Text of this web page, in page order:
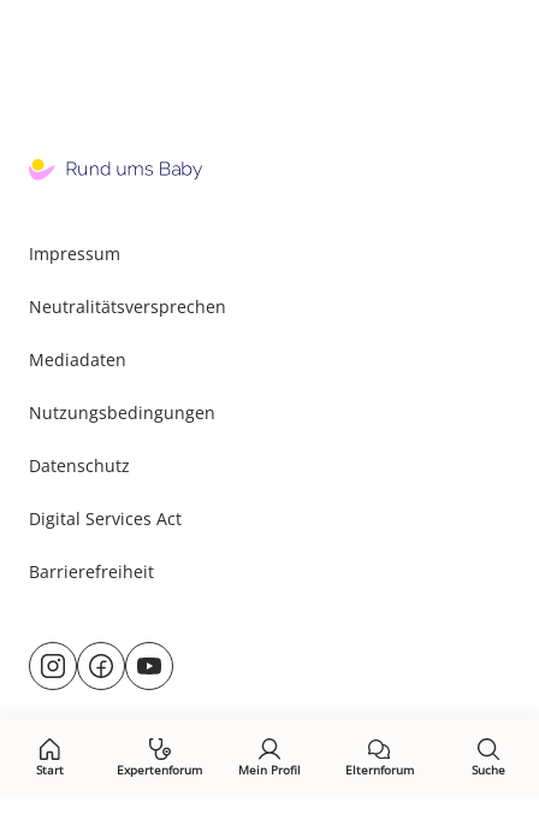
Start Expertenforum Mein Profil Elternforum Suche
Impressum
Neutralitätsversprechen
Mediadaten
Nutzungsbedingungen
Datenschutz
Digital Services Act
Barrierefreiheit
Besuche
uns@rund.ums.baby
facebook.com/rundumsbaby.de
youtube.com/@rundumsbaby_